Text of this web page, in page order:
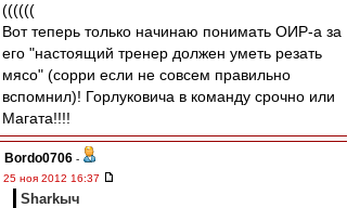
((((((
Вот теперь только начинаю понимать ОИР-а за
его "настоящий тренер должен уметь резать
мясо" (сорри если не совсем правильно
вспомнил)! Горлуковича в команду срочно или
Магата!!!!
Bordo0706 -
25 ноя 2012 16:37
Sharkыч